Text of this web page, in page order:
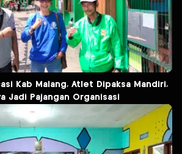
Kab Malang, Atlet Dipaksa Mandiri,
Jadi Pajangan Organisasi